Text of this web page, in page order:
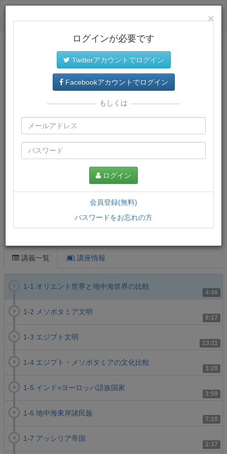
サイトトップに戻る
プレミアム会員では、教材がダウンロードでき、快適な動画
再生環境が提供されます。
講義一覧 講座情報
4:46
1-1 オリエント世界と地中海世界の比較
9:17
1-2 メソポタミア文明
13:11
1-3 エジプト文明
3:28
1-4 エジプト・メソポタミアの文化比較
3:59
1-5 インド=ヨーロッパ語族国家
7:10
1-6 地中海東岸諸民族
2:37
1-7 アッシリア帝国
×
ログインが必要です
Twitterアカウントでログイン
Facebookアカウントでログイン
もしくは
ログイン
会員登録(無料)
パスワードをお忘れの方